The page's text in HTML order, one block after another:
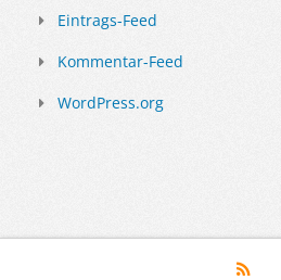
Eintrags-Feed
Kommentar-Feed
WordPress.org